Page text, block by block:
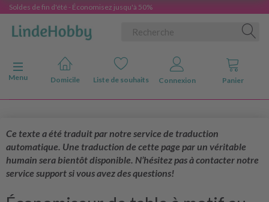
Soldes de fin d'été - Économisez jusqu'à 50%
Basculer la navigation
Menu
Domicile Liste de souhaits Connexion Panier
Ce texte a été traduit par notre service de traduction
automatique. Une traduction de cette page par un véritable
humain sera bientôt disponible. N’hésitez pas à contacter notre
service support si vous avez des questions!